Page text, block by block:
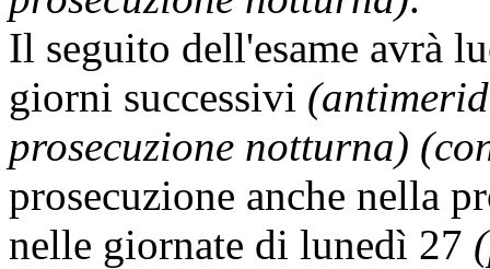
Il seguito dell'esame avrà
giorni successivi
prosecuzione notturna)
prosecuzione anche nella
nelle giornate di lunedì 27